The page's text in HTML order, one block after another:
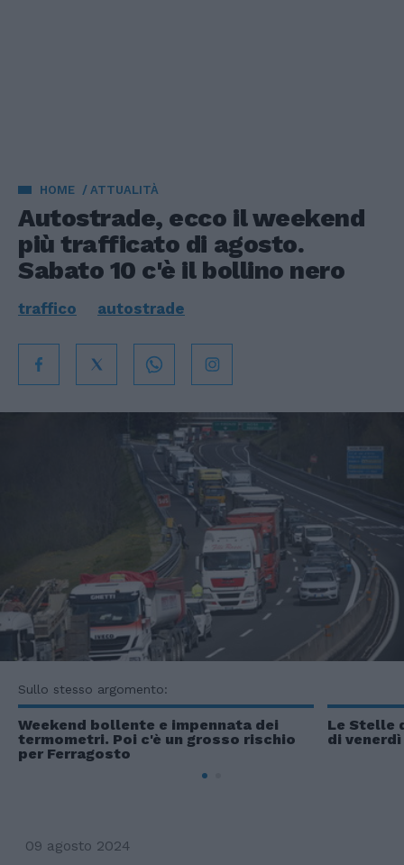
HOME ATTUALITÀ
Autostrade, ecco il weekend
più trafficato di agosto.
Sabato 10 c'è il bollino nero
traffico autostrade
Sullo stesso argomento:
Weekend bollente e impennata dei
termometri. Poi c'è un grosso rischio
per Ferragosto
Le Stelle
di
09 agosto 2024